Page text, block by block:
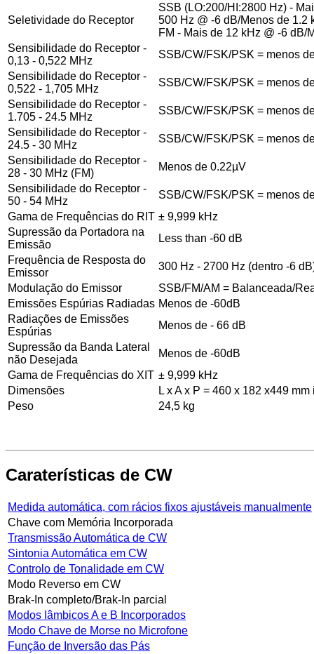
Seletividade do Receptor
SSB (LO:200/HI:2800 Hz) -
500 Hz @ -6 dB/Menos de 1.2
FM - Mais de 12 kHz @ -6 dB/
Sensibilidade do Receptor -
0,13 - 0,522 MHz
SSB/CW/FSK/PSK = menos
Sensibilidade do Receptor -
0,522 - 1,705 MHz
SSB/CW/FSK/PSK = menos
Sensibilidade do Receptor -
1.705 - 24.5 MHz
SSB/CW/FSK/PSK = menos
Sensibilidade do Receptor -
24.5 - 30 MHz
SSB/CW/FSK/PSK = menos
Sensibilidade do Receptor -
28 - 30 MHz (FM)
Menos de 0.22µV
Sensibilidade do Receptor -
50 - 54 MHz
SSB/CW/FSK/PSK = menos
Gama de Frequências do RIT ± 9,999 kHz
Supressão da Portadora na
Emissão
Less than -60 dB
Frequência de Resposta do
Emissor
300 Hz - 2700 Hz (dentro -6
Modulação do Emissor
SSB/FM/AM = Balanceada/
Emissões Espúrias Radiadas Menos de -60dB
Radiações de Emissões
Espúrias
Menos de - 66 dB
Supressão da Banda Lateral
não Desejada
Menos de -60dB
Gama de Frequências do XIT ± 9,999 kHz
Dimensões
L x A x P = 460 x 182 x449
Peso
24,5 kg
Caraterísticas de CW
Medida automática, com rácios fixos ajustáveis manualmente
Chave com Memória Incorporada
Transmissão Automática de CW
Sintonia Automática em CW
Controlo de Tonalidade em CW
Modo Reverso em CW
Brak-In completo/Brak-In parcial
Modos Iâmbicos A e B Incorporados
Modo Chave de Morse no Microfone
Função de Inversão das Pás